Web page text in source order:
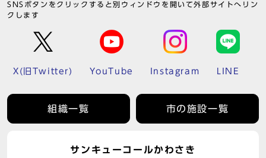
SNSボタンをクリックすると別ウィンドウを開いて外部サイトへリン
クします
X(旧Twitter) YouTube Instagram LINE
組織一覧 市の施設一覧
サンキューコールかわさき